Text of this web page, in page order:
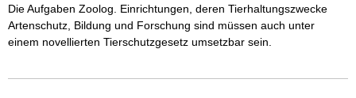
Die Aufgaben Zoolog. Einrichtungen, deren Tierhaltungszwecke
Artenschutz, Bildung und Forschung sind müssen auch unter
einem novellierten Tierschutzgesetz umsetzbar sein.